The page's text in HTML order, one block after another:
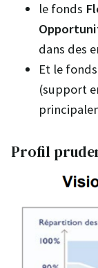
le fonds
dans des
Et le fonds
(support
Profil